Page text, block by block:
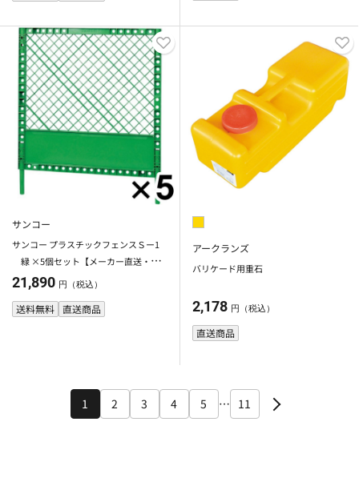
サンコー
サンコー プラスチックフェンスＳー1
緑 ×5個セット【メーカー直送・代
引不可】【法人限定】【日祝配送不
21,890 円（税込）
送料無料 直送商品
アークランズ
バリケード用重石
2,178 円（税込）
直送商品
1 2 3 4 5 … 11